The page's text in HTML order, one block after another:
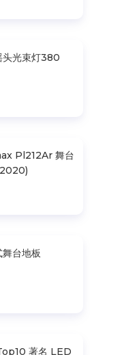
头光束灯380
Pl212Ar 舞台
台地板
著名 LED